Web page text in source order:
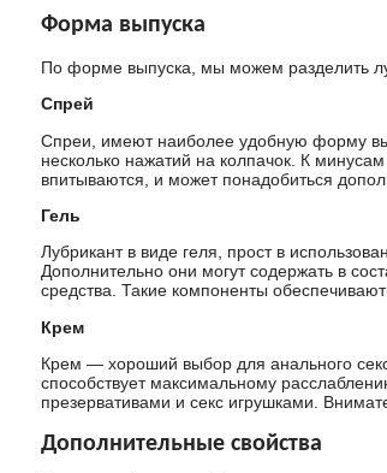
Форма выпуска
По форме выпуска, мы можем разделить
Спрей
Спреи, имеют наиболее удобную форму
несколько нажатий на колпачок. К
впитываются, и может понадобиться
Гель
Лубрикант в виде геля, прост в
Дополнительно они могут содержать в
средства. Такие компоненты
Крем
Крем — хороший выбор для анального
способствует максимальному
презервативами и секс игрушками.
Дополнительные свойства